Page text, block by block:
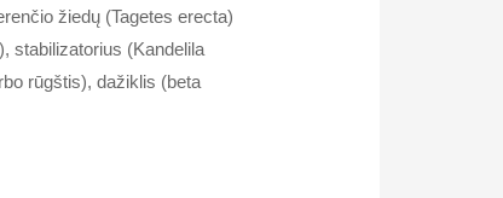
žiedų (Tagetes erecta)
stabilizatorius (Kandelila
rūgštis), dažiklis (beta